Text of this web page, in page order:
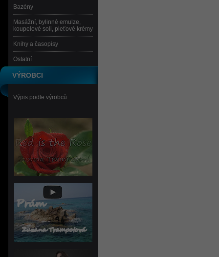
Bazény
Masážní, bylinné emulze,
koupelové soli, pleťové krémy
Knihy a časopisy
Ostatní
VÝROBCI
Výpis podle výrobců